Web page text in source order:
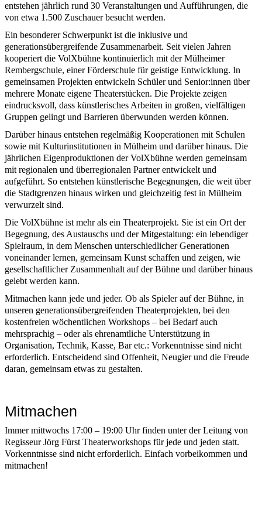
entstehen jährlich rund 30 Veranstaltungen und Aufführungen, die
von etwa 1.500 Zuschauer besucht werden.
Ein besonderer Schwerpunkt ist die inklusive und
generationsübergreifende Zusammenarbeit. Seit vielen Jahren
kooperiert die VolXbühne kontinuierlich mit der Mülheimer
Rembergschule, einer Förderschule für geistige Entwicklung. In
gemeinsamen Projekten entwickeln Schüler und Senior:innen über
mehrere Monate eigene Theaterstücken. Die Projekte zeigen
eindrucksvoll, dass künstlerisches Arbeiten in großen, vielfältigen
Gruppen gelingt und Barrieren überwunden werden können.
Darüber hinaus entstehen regelmäßig Kooperationen mit Schulen
sowie mit Kulturinstitutionen in Mülheim und darüber hinaus. Die
jährlichen Eigenproduktionen der VolXbühne werden gemeinsam
mit regionalen und überregionalen Partner entwickelt und
aufgeführt. So entstehen künstlerische Begegnungen, die weit über
die Stadtgrenzen hinaus wirken und gleichzeitig fest in Mülheim
verwurzelt sind.
Die VolXbühne ist mehr als ein Theaterprojekt. Sie ist ein Ort der
Begegnung, des Austauschs und der Mitgestaltung: ein lebendiger
Spielraum, in dem Menschen unterschiedlicher Generationen
voneinander lernen, gemeinsam Kunst schaffen und zeigen, wie
gesellschaftlicher Zusammenhalt auf der Bühne und darüber hinaus
gelebt werden kann.
Mitmachen kann jede und jeder. Ob als Spieler auf der Bühne, in
unseren generationsübergreifenden Theaterprojekten, bei den
kostenfreien wöchentlichen Workshops – bei Bedarf auch
mehrsprachig – oder als ehrenamtliche Unterstützung in
Organisation, Technik, Kasse, Bar etc.: Vorkenntnisse sind nicht
erforderlich. Entscheidend sind Offenheit, Neugier und die Freude
daran, gemeinsam etwas zu gestalten.
Mitmachen
Immer mittwochs 17:00 – 19:00 Uhr finden unter der Leitung von
Regisseur Jörg Fürst Theaterworkshops für jede und jeden statt.
Vorkenntnisse sind nicht erforderlich. Einfach vorbeikommen und
mitmachen!